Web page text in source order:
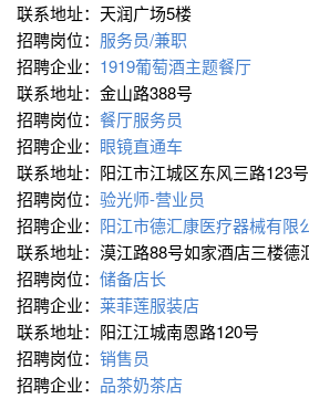
联系地址：天润广场5楼
招聘岗位： 服务员/兼职
招聘企业： 1919葡萄酒主题餐厅
联系地址：金山路388号
招聘岗位： 餐厅服务员
招聘企业： 眼镜直通车
联系地址：阳江市江城区东风三路123
招聘岗位： 验光师-营业员
招聘企业： 阳江市德汇康医疗器械有限
联系地址：漠江路88号如家酒店三楼德
招聘岗位： 储备店长
招聘企业： 莱菲莲服装店
联系地址：阳江江城南恩路120号
招聘岗位： 销售员
招聘企业： 品茶奶茶店